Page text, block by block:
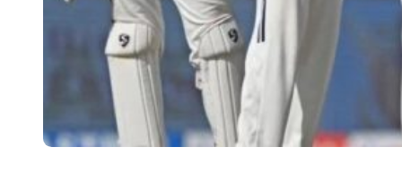
“Kavya
Maran
को
बड़ा
झटका,
आईपीएल
2027
IPL 2026,ishan kishan,kavya Maran
Pat
Cummins
दरअसल, 1 जून से मुंबई T20 लीग का नया सीजन हुआ है। इसमें श्रेयस अय्यर
सूर्यकुमार यादव समेत कई ऐसे सितारे खेल रहे हैं, जो हाल ही में आईपीएल 2026
में नजर आए थे। इस लीग में अर्जुन तेंदुलकर (Arjun Tendulkar) भी खेल रहे हैं
और वे अंधेरी की टीम का हिस्सा हैं। सीजन के अपने पहले ही मैच में अर्जुन ने